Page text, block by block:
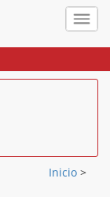
Inicio >